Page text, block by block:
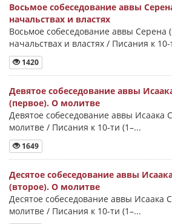
Восьмое собеседование аввы
начальствах и властях
Восьмое собеседование аввы Серена
начальствах и властях / Писания к 10-
1420
Девятое собеседование аввы
(первое). О молитве
Девятое собеседование аввы Исаака
молитве / Писания к 10-ти (1–...
1649
Десятое собеседование аввы
(второе). О молитве
Десятое собеседование аввы Исаака
молитве / Писания к 10-ти (1–...